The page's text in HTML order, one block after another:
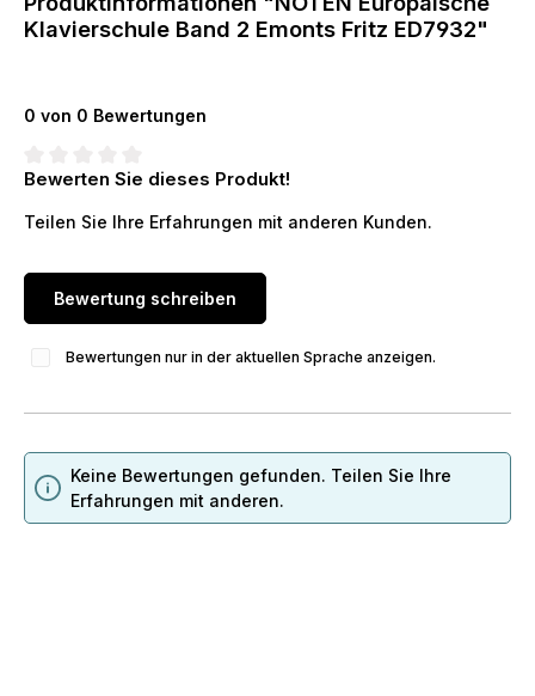
Klavierschule Band 2 Emonts Fritz ED7932"
0 von 0 Bewertungen
Durchschnittliche Bewertung von 0 von 5 Sternen
Bewerten Sie dieses Produkt!
Teilen Sie Ihre Erfahrungen mit anderen Kunden.
Bewertung schreiben
Bewertungen nur in der aktuellen Sprache anzeigen.
Keine Bewertungen gefunden. Teilen Sie Ihre
Erfahrungen mit anderen.